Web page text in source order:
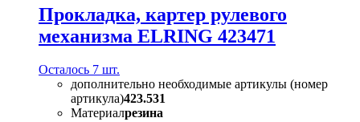
Прокладка, картер рулевого
механизма ELRING 423471
Осталось 7 шт.
дополнительно необходимые артикулы (номер
артикула)423.531
Материалрезина